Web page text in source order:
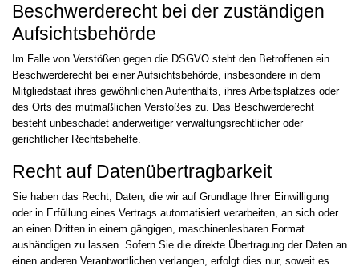
Beschwerde­recht bei der zuständigen
Aufsichts­behörde
Im Falle von Verstößen gegen die DSGVO steht den Betroffenen ein
Beschwerderecht bei einer Aufsichtsbehörde, insbesondere in dem
Mitgliedstaat ihres gewöhnlichen Aufenthalts, ihres Arbeitsplatzes oder
des Orts des mutmaßlichen Verstoßes zu. Das Beschwerderecht
besteht unbeschadet anderweitiger verwaltungsrechtlicher oder
gerichtlicher Rechtsbehelfe.
Recht auf Daten­übertrag­barkeit
Sie haben das Recht, Daten, die wir auf Grundlage Ihrer Einwilligung
oder in Erfüllung eines Vertrags automatisiert verarbeiten, an sich oder
an einen Dritten in einem gängigen, maschinenlesbaren Format
aushändigen zu lassen. Sofern Sie die direkte Übertragung der Daten an
einen anderen Verantwortlichen verlangen, erfolgt dies nur, soweit es